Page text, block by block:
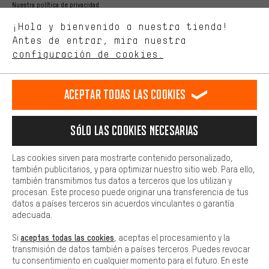
Nuestra política de privacidad
Idioma"
español
ES english
EN Deutsch
DE
RESCINDIR EL CONTRATO Comunidad de Aquisgrán Programa de afiliados
Aviso Legal Protección de datos Condiciones Generales
Plataforma de reportes Reciclaje de baterias
Configuración de las cookies Ajusta el contraste
Todos los precios indicados son en euros e sin MwSt, más
gastos de envío aEstados Unidos.
¡Hola y bienvenido a nuestra tienda!
Antes de entrar, mira nuestra
configuración de cookies.
tienda. Con las cookies de rendimiento, puedes influir en la mejora
de nuestro sitio web y nuestra oferta de la tienda con tu
comportamiento de compra.
Más confort
cookies de comodidad, creamos enlaces a plataformas de redes
sociales. Esto nos permite proporcionarle más contenido e
adicionales que le ayudarán a encontrar los productos adecuados.
preguntas de forma rápida y sencilla.
Básica
Las cookies básicas aseguran que puedas usar nuestro sitio web.
Aceptar todas las cookies
Sólo las cookies necesarias
Las cookies sirven para mostrarte contenido personalizado,
también publicitarios, y para optimizar nuestro sitio web. Para ello,
también transmitimos tus datos a terceros que los utilizan y
procesan. Este proceso puede originar una transferencia de tus
datos a países terceros sin acuerdos vinculantes o garantía
adecuada.
Si aceptas todas las cookies , aceptas el procesamiento y la
transmisión de datos también a países terceros. Puedes revocar
tu consentimiento en cualquier momento para el futuro. En este